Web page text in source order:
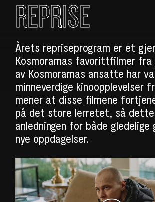
REPRISE
Årets repriseprogram er et
Kosmoramas favorittfilmer fra
av Kosmoramas ansatte har
minneverdige kinoopplevelser
mener at disse filmene
på det store lerretet, så
anledningen for både gledelige
nye oppdagelser.